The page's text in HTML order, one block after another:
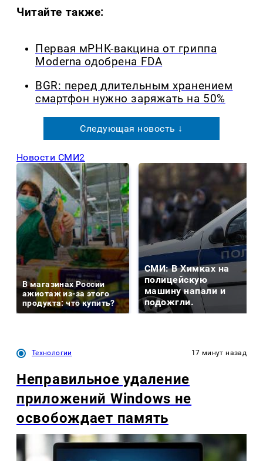
Читайте также:
Первая мРНК-вакцина от гриппа
Moderna одобрена FDA
BGR: перед длительным хранением
смартфон нужно заряжать на 50%
Следующая новость ↓
Новости СМИ2
В магазинах России
ажиотаж из-за этого
продукта: что купить?
СМИ: В Химках на
полицейскую
машину напали и
подожгли.
Технологии 17 минут назад
Неправильное удаление
приложений Windows не
освобождает память